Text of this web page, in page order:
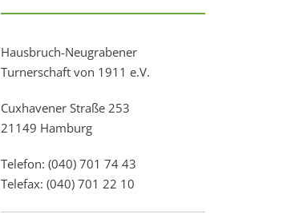
Hausbruch-Neugrabener
Turnerschaft von 1911 e.V.
Cuxhavener Straße 253
21149 Hamburg
Telefon: (040) 701 74 43
Telefax: (040) 701 22 10